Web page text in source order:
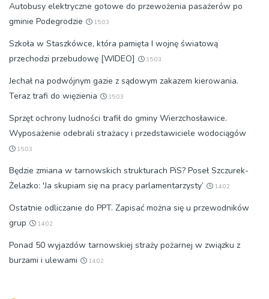
Autobusy elektryczne gotowe do przewożenia pasażerów po
gminie Podegrodzie
15:03
Szkoła w Staszkówce, która pamięta I wojnę światową
przechodzi przebudowę [WIDEO]
15:03
Jechał na podwójnym gazie z sądowym zakazem kierowania.
Teraz trafi do więzienia
15:03
Sprzęt ochrony ludności trafił do gminy Wierzchosławice.
Wyposażenie odebrali strażacy i przedstawiciele wodociągów
15:03
Będzie zmiana w tarnowskich strukturach PiS? Poseł Szczurek-
Żelazko: 'Ja skupiam się na pracy parlamentarzysty’
14:02
Ostatnie odliczanie do PPT. Zapisać można się u przewodników
grup
14:02
Ponad 50 wyjazdów tarnowskiej straży pożarnej w związku z
burzami i ulewami
14:02